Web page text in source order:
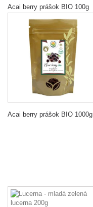
Acai berry prášok BIO 100g
Acai berry prášok BIO 1000g